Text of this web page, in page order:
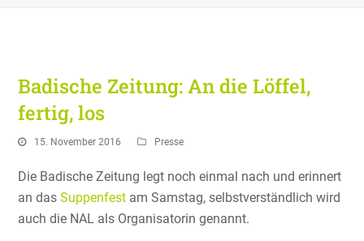
Badische Zeitung: An die Löffel,
fertig, los
15. November 2016 Presse
Die Badische Zeitung legt noch einmal nach und erinnert
an dasSuppen­fest am Samstag, selbst­ver­ständ­lich wird
auch die NAL als Organi­sa­torin genannt.